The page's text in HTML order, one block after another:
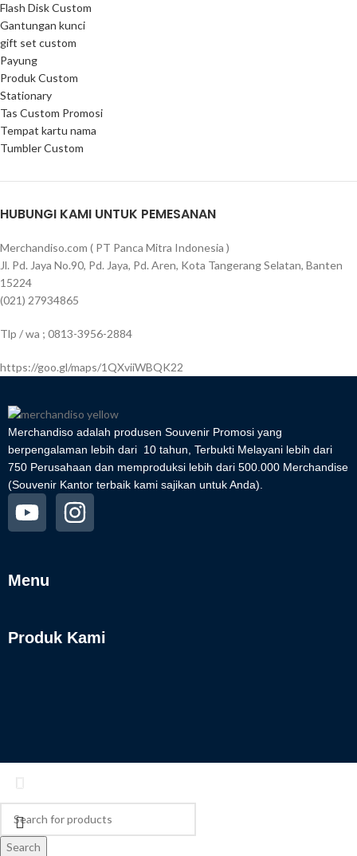
Flash Disk Custom
Gantungan kunci
gift set custom
Payung
Produk Custom
Stationary
Tas Custom Promosi
Tempat kartu nama
Tumbler Custom
HUBUNGI KAMI UNTUK PEMESANAN
Merchandiso.com ( PT Panca Mitra Indonesia )
Jl. Pd. Jaya No.90, Pd. Jaya, Pd. Aren, Kota Tangerang Selatan, Banten
15224
(021) 27934865
Tlp / wa ; 0813-3956-2884
https://goo.gl/maps/1QXviiWBQK22
Merchandiso adalah produsen Souvenir Promosi yang
berpengalaman lebih dari 10 tahun, Terbukti Melayani lebih dari
750 Perusahaan dan memproduksi lebih dari 500.000 Merchandise
(Souvenir Kantor terbaik kami sajikan untuk Anda).
Menu
Produk Kami
Search